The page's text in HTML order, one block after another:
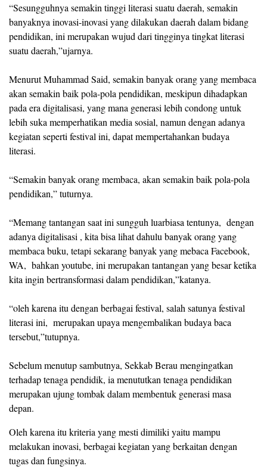
“Sesungguhnya semakin tinggi literasi suatu daerah, semakin
banyaknya inovasi-inovasi yang dilakukan daerah dalam bidang
pendidikan, ini merupakan wujud dari tingginya tingkat literasi
suatu daerah,”ujarnya.
Menurut Muhammad Said, semakin banyak orang yang membaca
akan semakin baik pola-pola pendidikan, meskipun dihadapkan
pada era digitalisasi, yang mana generasi lebih condong untuk
lebih suka memperhatikan media sosial, namun dengan adanya
kegiatan seperti festival ini, dapat mempertahankan budaya
literasi.
“Semakin banyak orang membaca, akan semakin baik pola-pola
pendidikan,” tuturnya.
“Memang tantangan saat ini sungguh luarbiasa tentunya, dengan
adanya digitalisasi , kita bisa lihat dahulu banyak orang yang
membaca buku, tetapi sekarang banyak yang mebaca Facebook,
WA, bahkan youtube, ini merupakan tantangan yang besar ketika
kita ingin bertransformasi dalam pendidikan,”katanya.
“oleh karena itu dengan berbagai festival, salah satunya festival
literasi ini, merupakan upaya mengembalikan budaya baca
tersebut,”tutupnya.
Sebelum menutup sambutnya, Sekkab Berau mengingatkan
terhadap tenaga pendidik, ia menututkan tenaga pendidikan
merupakan ujung tombak dalam membentuk generasi masa
depan.
Oleh karena itu kriteria yang mesti dimiliki yaitu mampu
melakukan inovasi, berbagai kegiatan yang berkaitan dengan
tugas dan fungsinya.